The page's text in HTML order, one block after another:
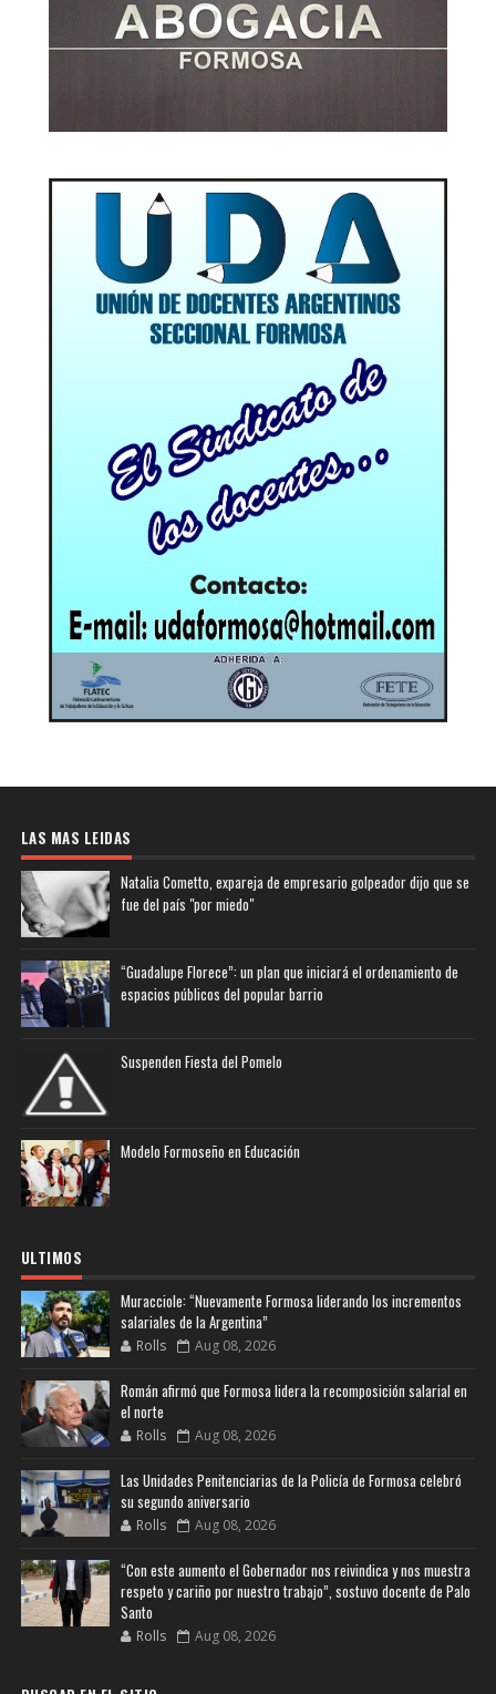
LAS MAS LEIDAS
Natalia Cometto, expareja de empresario golpeador dijo que se
fue del país "por miedo"
“Guadalupe Florece”: un plan que iniciará el ordenamiento de
espacios públicos del popular barrio
Suspenden Fiesta del Pomelo
Modelo Formoseño en Educación
ULTIMOS
Muracciole: “Nuevamente Formosa liderando los incrementos
salariales de la Argentina”
Rolls Aug 08, 2026
Román afirmó que Formosa lidera la recomposición salarial en
el norte
Rolls Aug 08, 2026
Las Unidades Penitenciarias de la Policía de Formosa celebró
su segundo aniversario
Rolls Aug 08, 2026
“Con este aumento el Gobernador nos reivindica y nos muestra
respeto y cariño por nuestro trabajo”, sostuvo docente de Palo
Santo
Rolls Aug 08, 2026